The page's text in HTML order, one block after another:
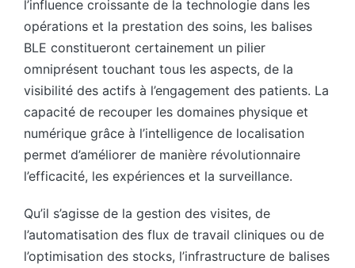
l’influence croissante de la technologie dans les
opérations et la prestation des soins, les balises
BLE constitueront certainement un pilier
omniprésent touchant tous les aspects, de la
visibilité des actifs à l’engagement des patients. La
capacité de recouper les domaines physique et
numérique grâce à l’intelligence de localisation
permet d’améliorer de manière révolutionnaire
l’efficacité, les expériences et la surveillance.
Qu’il s’agisse de la gestion des visites, de
l’automatisation des flux de travail cliniques ou de
l’optimisation des stocks, l’infrastructure de balises